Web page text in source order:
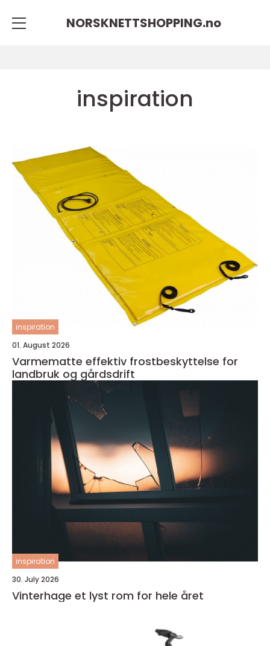
NORSKNETTSHOPPING.no
inspiration
inspiration
01. August 2026
Varmematte effektiv frostbeskyttelse for
landbruk og gårdsdrift
inspiration
30. July 2026
Vinterhage et lyst rom for hele året